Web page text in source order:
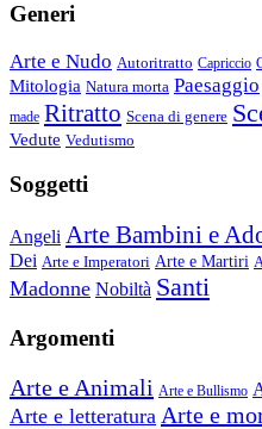
Generi
Arte e Nudo Autoritratto Capriccio
Mitologia Natura morta Paesaggio
made Ritratto Scena di genere
Vedute Vedutismo
Soggetti
Angeli Arte Bambini e
Dei Arte e Imperatori Arte e Martiri
Madonne Nobiltà Santi
Argomenti
Arte e Animali Arte e Bullismo
Arte e letteratura Arte e